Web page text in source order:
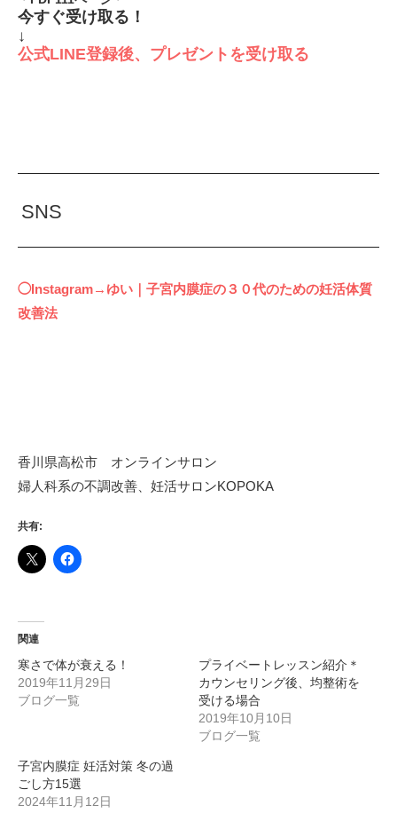
今すぐ受け取る！
↓
公式LINE登録後、プレゼントを受け取る
SNS
◯Instagram→ゆい｜子宮内膜症の３０代のための妊活体質
改善法
香川県高松市 オンラインサロン
婦人科系の不調改善、妊活サロンKOPOKA
共有:
関連
寒さで体が衰える！
2019年11月29日
ブログ一覧
プライベートレッスン紹介＊
カウンセリング後、均整術を
受ける場合
2019年10月10日
ブログ一覧
子宮内膜症 妊活対策 冬の過
ごし方15選
2024年11月12日